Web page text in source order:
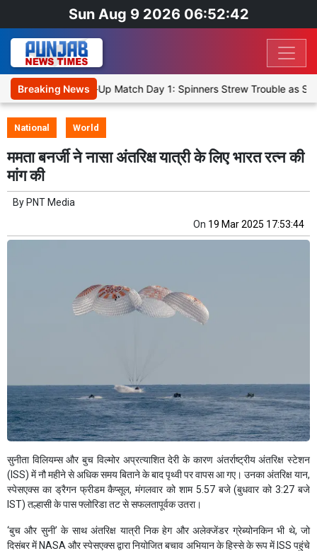
Sun Aug 9 2026 06:52:42
Breaking News
XI, Warm-Up Match Day 1: Spinners Strew Trouble as SLC
National World
ममता बनर्जी ने नासा अंतरिक्ष यात्री के लिए भारत रत्न की
मांग की
By PNT Media
On 19 Mar 2025 17:53:44
सुनीता विलियम्स और बुच विल्मोर अप्रत्याशित देरी के कारण अंतर्राष्ट्रीय अंतरिक्ष स्टेशन
(ISS) में नौ महीने से अधिक समय बिताने के बाद पृथ्वी पर वापस आ गए। उनका अंतरिक्ष यान,
स्पेसएक्स का ड्रैगन फ्रीडम कैप्सूल, मंगलवार को शाम 5.57 बजे (बुधवार को 3:27 बजे
IST) तल्हासी के पास फ्लोरिडा तट से सफलतापूर्वक उतरा।
‘बुच और सुनी’ के साथ अंतरिक्ष यात्री निक हेग और अलेक्जेंडर ग्रेब्योनकिन भी थे, जो
दिसंबर में NASA और स्पेसएक्स द्वारा नियोजित बचाव अभियान के हिस्से के रूप में ISS पहुंचे